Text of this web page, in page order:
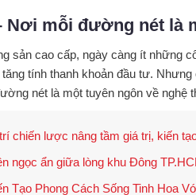
Nơi mỗi đường nét là
sản cao cấp, ngày càng ít những
tính thanh khoản đầu tư. Nhưng
nét là một tuyên ngôn về nghệ
chiến lược nâng tầm giá trị, kiến
ngọc ẩn giữa lòng khu Đông
Tạo Phong Cách Sống Tinh Hoa